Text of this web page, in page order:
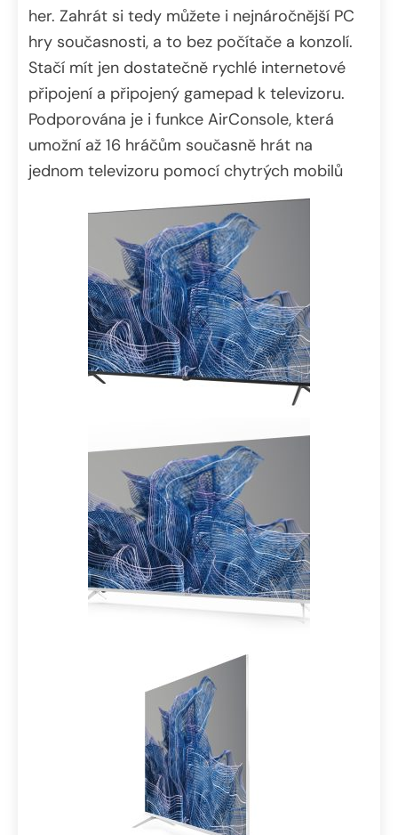
her. Zahrát si tedy můžete i nejnáročnější PC
hry současnosti, a to bez počítače a konzolí.
Stačí mít jen dostatečně rychlé internetové
připojení a připojený gamepad k televizoru.
Podporována je i funkce AirConsole, která
umožní až 16 hráčům současně hrát na
jednom televizoru pomocí chytrých mobilů